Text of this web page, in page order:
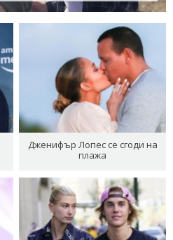
Дженифър Лопес се сгоди на
плажа